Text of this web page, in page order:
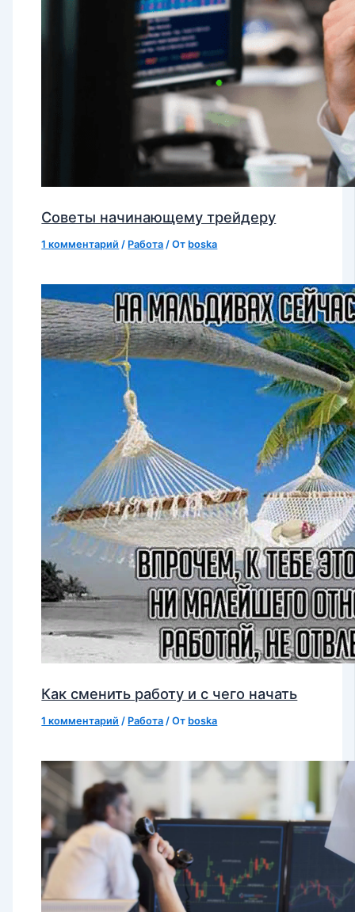
Советы начинающему трейдеру
1 комментарий / Работа / От boska
Как сменить работу и с чего начать
1 комментарий / Работа / От boska